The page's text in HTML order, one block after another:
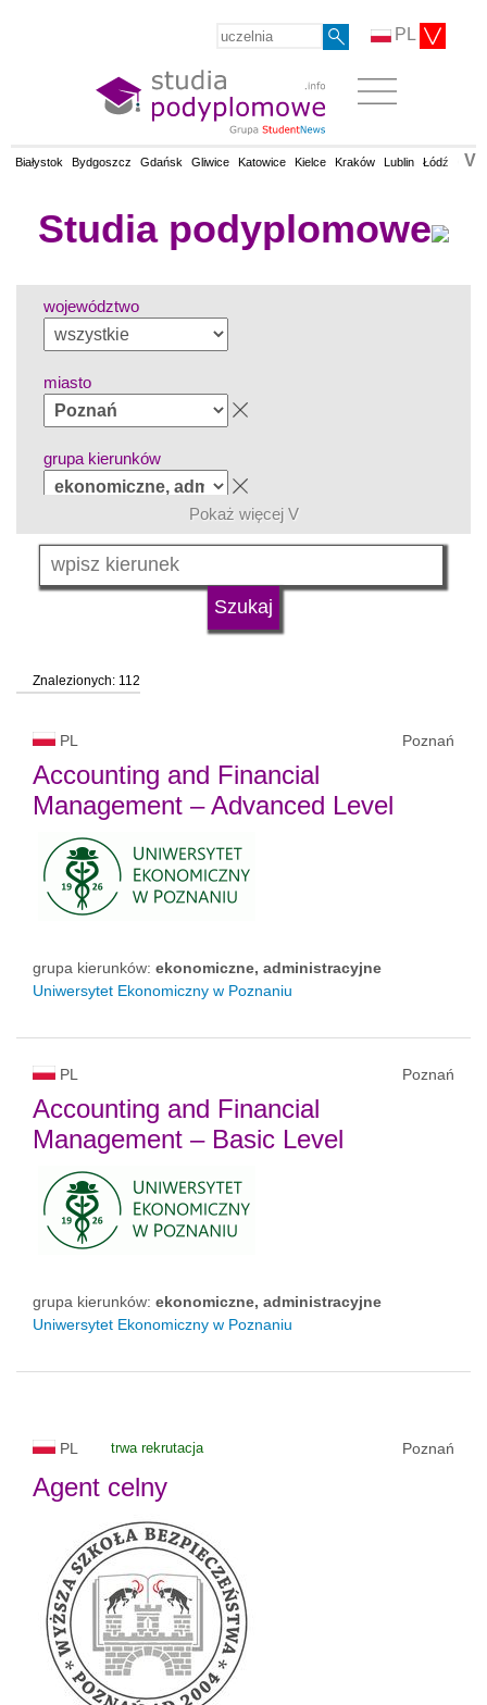
PL
Białystok Bydgoszcz Gdańsk Gliwice Katowice Kielce Kraków Lublin Łódź V
Studia podyplomowe
województwo
miasto
grupa kierunków
język
status uczelni
Pokaż więcej V
Znalezionych: 112
PL Poznań
Accounting and Financial
Management – Advanced Level
grupa kierunków: ekonomiczne, administracyjne
Uniwersytet Ekonomiczny w Poznaniu
PL Poznań
Accounting and Financial
Management – Basic Level
grupa kierunków: ekonomiczne, administracyjne
Uniwersytet Ekonomiczny w Poznaniu
PL trwa rekrutacja Poznań
Agent celny